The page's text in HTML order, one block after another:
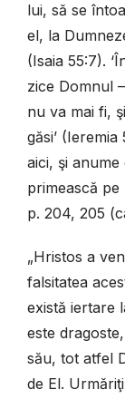
lui, să se
el, la
(Isaia 55:7).
zice Domnul
nu va mai fi,
găsi’
aici, şi
primească pe
p. 204, 205
„Hristos a
falsitatea
există iertare
este
său, tot atfel
de El.